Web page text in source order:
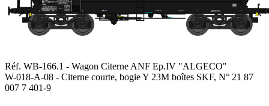
Réf. WB-166.1 - Wagon Citerne ANF Ep.IV "ALGECO"
W-018-A-08 - Citerne courte, bogie Y 23M boîtes SKF, N° 21 87
007 7 401-9